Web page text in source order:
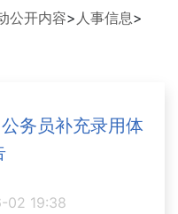
公开内容> 人事信息>
务员补充录用体
02 19:38